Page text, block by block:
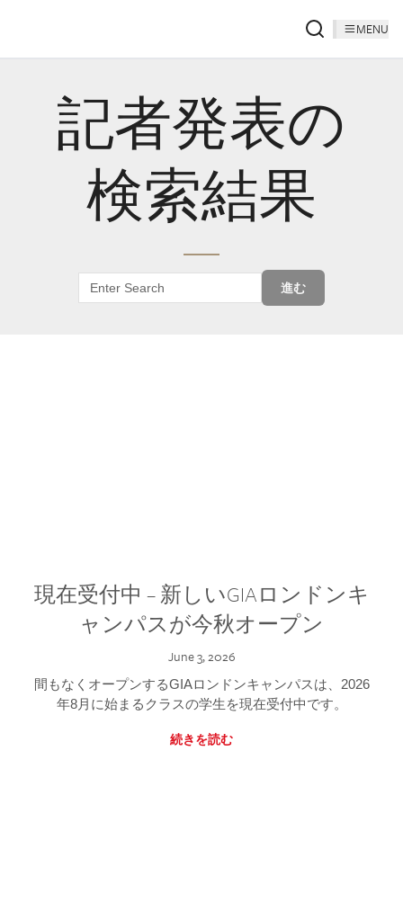
MENU
記者発表の
検索結果
進む
現在受付中 – 新しいGIAロンドンキ
ャンパスが今秋オープン
June 3, 2026
間もなくオープンするGIAロンドンキャンパスは、2026
年8月に始まるクラスの学生を現在受付中です。
続きを読む